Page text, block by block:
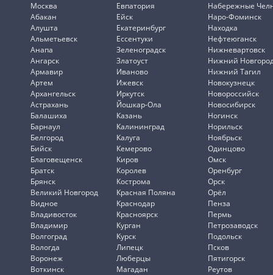
Москва
Абакан
Алушта
Альметьевск
Анапа
Ангарск
Армавир
Артем
Архангельск
Астрахань
Балашиха
Барнаул
Белгород
Бийск
Благовещенск
Братск
Брянск
Великий Новгород
Видное
Владивосток
Владимир
Волгоград
Вологда
Воронеж
Воткинск
Евпатория
Ейск
Екатеринбург
Ессентуки
Зеленоградск
Златоуст
Иваново
Ижевск
Иркутск
Йошкар-Ола
Казань
Калининград
Калуга
Кемерово
Киров
Королев
Кострома
Красная Поляна
Краснодар
Красноярск
Курган
Курск
Липецк
Люберцы
Магадан
Набережные
Наро-Фоминск
Находка
Нефтеюганск
Нижневартовск
Нижний
Нижний Тагил
Новокузнецк
Новороссийск
Новосибирск
Ногинск
Норильск
Ноябрьск
Одинцово
Омск
Оренбург
Орск
Орёл
Пенза
Пермь
Петрозаводск
Подольск
Псков
Пятигорск
Реутов